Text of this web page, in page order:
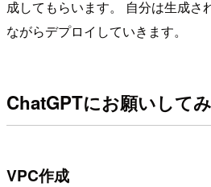
成してもらいます。 自分は生成さ
ながらデプロイしていきます。
ChatGPTにお願いしてみ
VPC作成